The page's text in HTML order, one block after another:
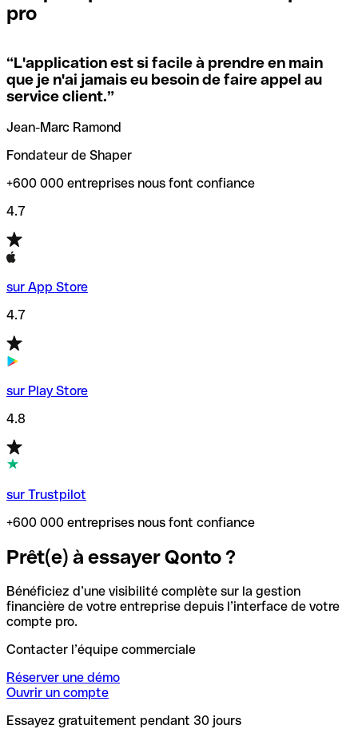
locales.
Si vous n'êtes pas sûr du code SWIFT que vous devriez
utiliser, nous avons développé un outil de recherche de
codes SWIFT par nom de banque.
vérification/recherche de codes SWIFT. Ainsi, vous pouvez
trouver et vérifier vos codes SWIFT avant de réaliser vos
transferts d’argent.
pro
“L'application est si facile à prendre en main
que je n'ai jamais eu besoin de faire appel au
service client.”
Jean-Marc Ramond
Fondateur de Shaper
+600 000 entreprises nous font confiance
4.7
sur App Store
4.7
sur Play Store
4.8
sur Trustpilot
+600 000 entreprises nous font confiance
Prêt(e) à essayer Qonto ?
Bénéficiez d’une visibilité complète sur la gestion
financière de votre entreprise depuis l’interface de votre
compte pro.
Contacter l’équipe commerciale
Réserver une démo
Ouvrir un compte
Essayez gratuitement pendant 30 jours